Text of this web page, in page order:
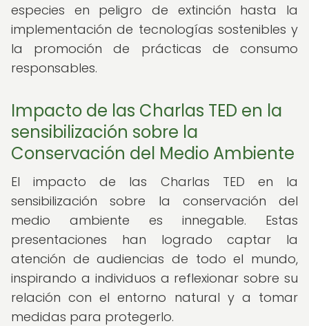
especies en peligro de extinción hasta la
implementación de tecnologías sostenibles y
la promoción de prácticas de consumo
responsables.
Impacto de las Charlas TED en la
sensibilización sobre la
Conservación del Medio Ambiente
El impacto de las Charlas TED en la
sensibilización sobre la conservación del
medio ambiente es innegable. Estas
presentaciones han logrado captar la
atención de audiencias de todo el mundo,
inspirando a individuos a reflexionar sobre su
relación con el entorno natural y a tomar
medidas para protegerlo.